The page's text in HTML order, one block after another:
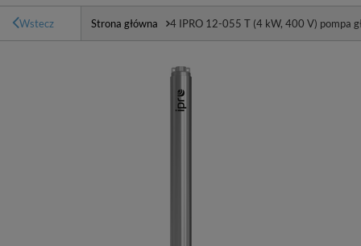
Wstecz Strona główna 4 IPRO 12-055 T (4 kW, 400 V) pompa